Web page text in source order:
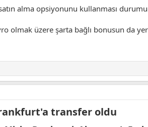
alma opsiyonunu kullanması
olmak üzere şarta bağlı bonusun da
transfer oldu​